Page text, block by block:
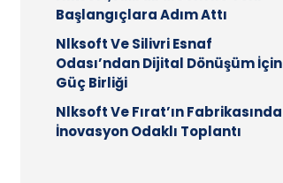
Başlangıçlara Adım Attı
Nlksoft Ve Silivri Esnaf
Odası’ndan Dijital Dönüşüm İçin
Güç Birliği
Nlksoft Ve Fırat’ın Fabrikasında
İnovasyon Odaklı Toplantı